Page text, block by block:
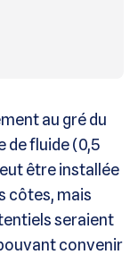
au gré du
de fluide (0,5
être installée
côtes, mais
seraient
convenir